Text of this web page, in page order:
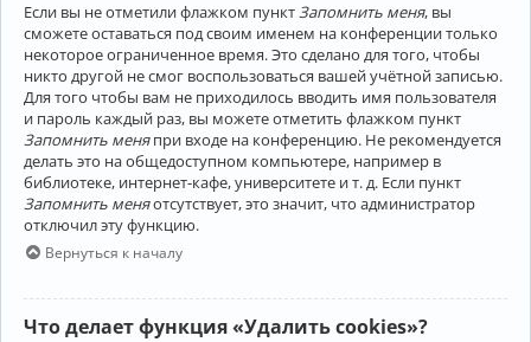
Если вы не отметили флажком пунктЗапомнить меня, вы
сможете оставаться под своим именем на конференции только
некоторое ограниченное время. Это сделано для того, чтобы
никто другой не смог воспользоваться вашей учётной записью.
Для того чтобы вам не приходилось вводить имя пользователя
и пароль каждый раз, вы можете отметить флажком пункт
Запомнить меняпри входе на конференцию. Не рекомендуется
делать это на общедоступном компьютере, например в
библиотеке, интернет-кафе, университете и т. д. Если пункт
Запомнить меняотсутствует, это значит, что администратор
отключил эту функцию.
Вернуться к началу
Что делает функция «Удалить cookies»?